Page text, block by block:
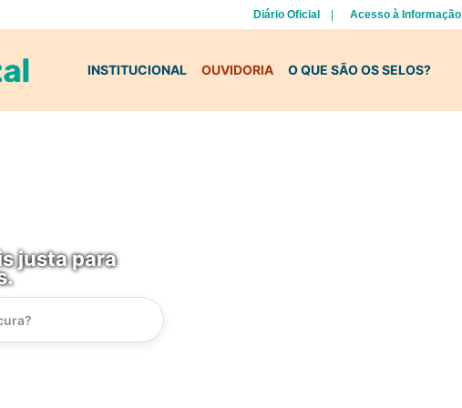
Diário Oficial Acesso à Informação
INSTITUCIONAL OUVIDORIA O QUE SÃO OS SELOS?
justa para